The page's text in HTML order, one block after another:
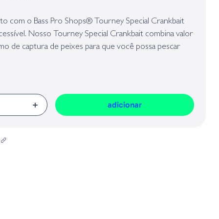
com o Bass Pro Shops® Tourney Special Crankbait
Nosso Tourney Special Crankbait combina valor
de captura de peixes para que você possa pescar
Com um acabamento finamente detalhado, olhos
com corpo moldado resistente.
adicionar